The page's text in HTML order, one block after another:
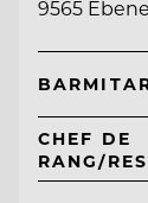
9565
CHEF DE
RANG/